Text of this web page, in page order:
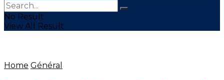
No Result
View All Result
Home Général